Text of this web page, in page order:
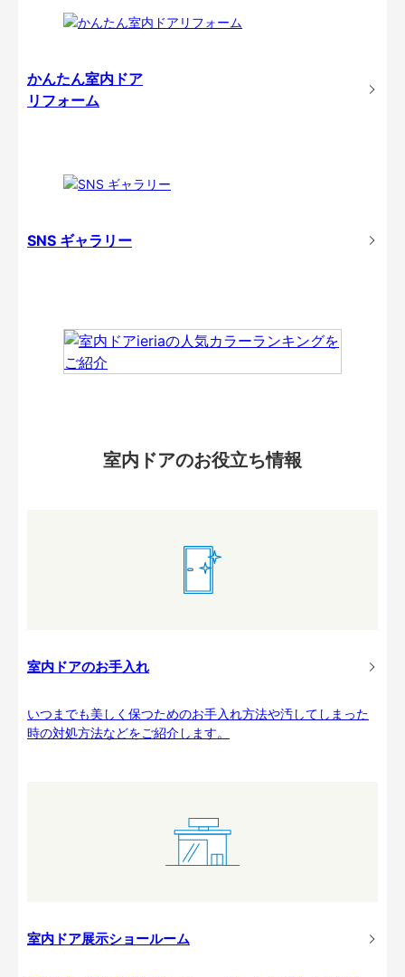
かんたん室内ドア
リフォーム
SNS ギャラリー
室内ドアのお役立ち情報
室内ドアのお手入れ
いつまでも美しく保つためのお手入れ方法や汚してしまった
時の対処方法などをご紹介します。
室内ドア展示ショールーム